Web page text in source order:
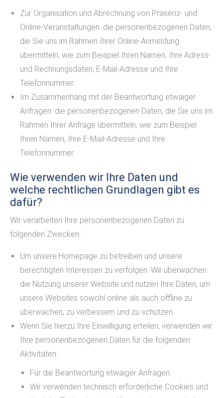
Zur Organisation und Abrechnung von Präsenz- und
Online-Veranstaltungen: die personenbezogenen Daten,
die Sie uns im Rahmen Ihrer Online-Anmeldung
übermitteln, wie zum Beispiel Ihren Namen, Ihre Adress-
und Rechnungsdaten, E-Mail-Adresse und Ihre
Telefonnummer.
Im Zusammenhang mit der Beantwortung etwaiger
Anfragen: die personenbezogenen Daten, die Sie uns im
Rahmen Ihrer Anfrage übermitteln, wie zum Beispiel
Ihren Namen, Ihre E-Mail-Adresse und Ihre
Telefonnummer.
Wie verwenden wir Ihre Daten und
welche rechtlichen Grundlagen gibt es
dafür?
Wir verarbeiten Ihre personenbezogenen Daten zu
folgenden Zwecken:
Um unsere Homepage zu betreiben und unsere
berechtigten Interessen zu verfolgen. Wir überwachen
die Nutzung unserer Website und nutzen Ihre Daten, um
unsere Websites sowohl online als auch offline zu
überwachen, zu verbessern und zu schützen.
Wenn Sie hierzu Ihre Einwilligung erteilen, verwenden wir
Ihre personenbezogenen Daten für die folgenden
Aktivitäten:
Für die Beantwortung etwaiger Anfragen.
Wir verwenden technisch erforderliche Cookies und